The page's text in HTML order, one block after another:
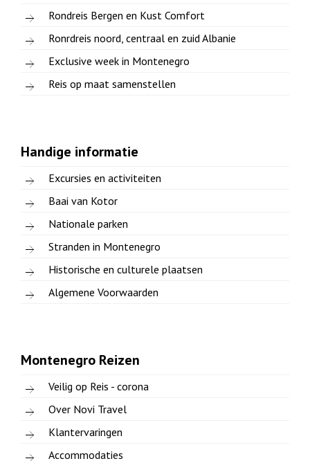
Rondreis Bergen en Kust Comfort
Ronrdreis noord, centraal en zuid Albanie
Exclusive week in Montenegro
Reis op maat samenstellen
Handige informatie
Excursies en activiteiten
Baai van Kotor
Nationale parken
Stranden in Montenegro
Historische en culturele plaatsen
Algemene Voorwaarden
Montenegro Reizen
Veilig op Reis - corona
Over Novi Travel
Klantervaringen
Accommodaties